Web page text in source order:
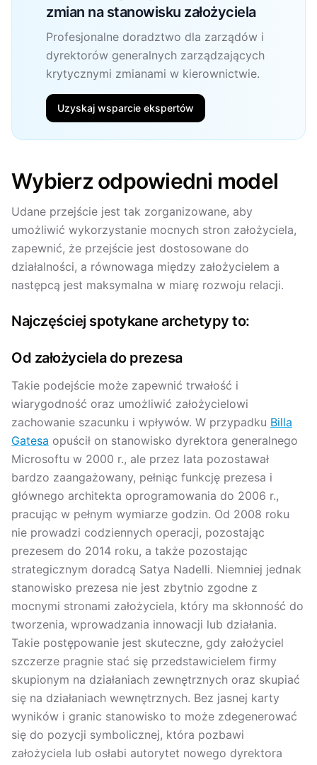
zmian na stanowisku założyciela
Profesjonalne doradztwo dla zarządów i
dyrektorów generalnych zarządzających
krytycznymi zmianami w kierownictwie.
Uzyskaj wsparcie ekspertów
Wybierz odpowiedni model
Udane przejście jest tak zorganizowane, aby
umożliwić wykorzystanie mocnych stron założyciela,
zapewnić, że przejście jest dostosowane do
działalności, a równowaga między założycielem a
następcą jest maksymalna w miarę rozwoju relacji.
Najczęściej spotykane archetypy to:
Od założyciela do prezesa
Takie podejście może zapewnić trwałość i
wiarygodność oraz umożliwić założycielowi
zachowanie szacunku i wpływów. W przypadku Billa
Gatesa opuścił on stanowisko dyrektora generalnego
Microsoftu w 2000 r., ale przez lata pozostawał
bardzo zaangażowany, pełniąc funkcję prezesa i
głównego architekta oprogramowania do 2006 r.,
pracując w pełnym wymiarze godzin. Od 2008 roku
nie prowadzi codziennych operacji, pozostając
prezesem do 2014 roku, a także pozostając
strategicznym doradcą Satya Nadelli. Niemniej jednak
stanowisko prezesa nie jest zbytnio zgodne z
mocnymi stronami założyciela, który ma skłonność do
tworzenia, wprowadzania innowacji lub działania.
Takie postępowanie jest skuteczne, gdy założyciel
szczerze pragnie stać się przedstawicielem firmy
skupionym na działaniach zewnętrznych oraz skupiać
się na działaniach wewnętrznych. Bez jasnej karty
wyników i granic stanowisko to może zdegenerować
się do pozycji symbolicznej, która pozbawi
założyciela lub osłabi autorytet nowego dyrektora